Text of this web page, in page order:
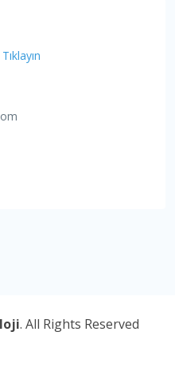
. All Rights Reserved